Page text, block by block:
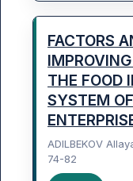
FACTORS
THE FOOD
SYSTEM
ADILBEKOV
74-82